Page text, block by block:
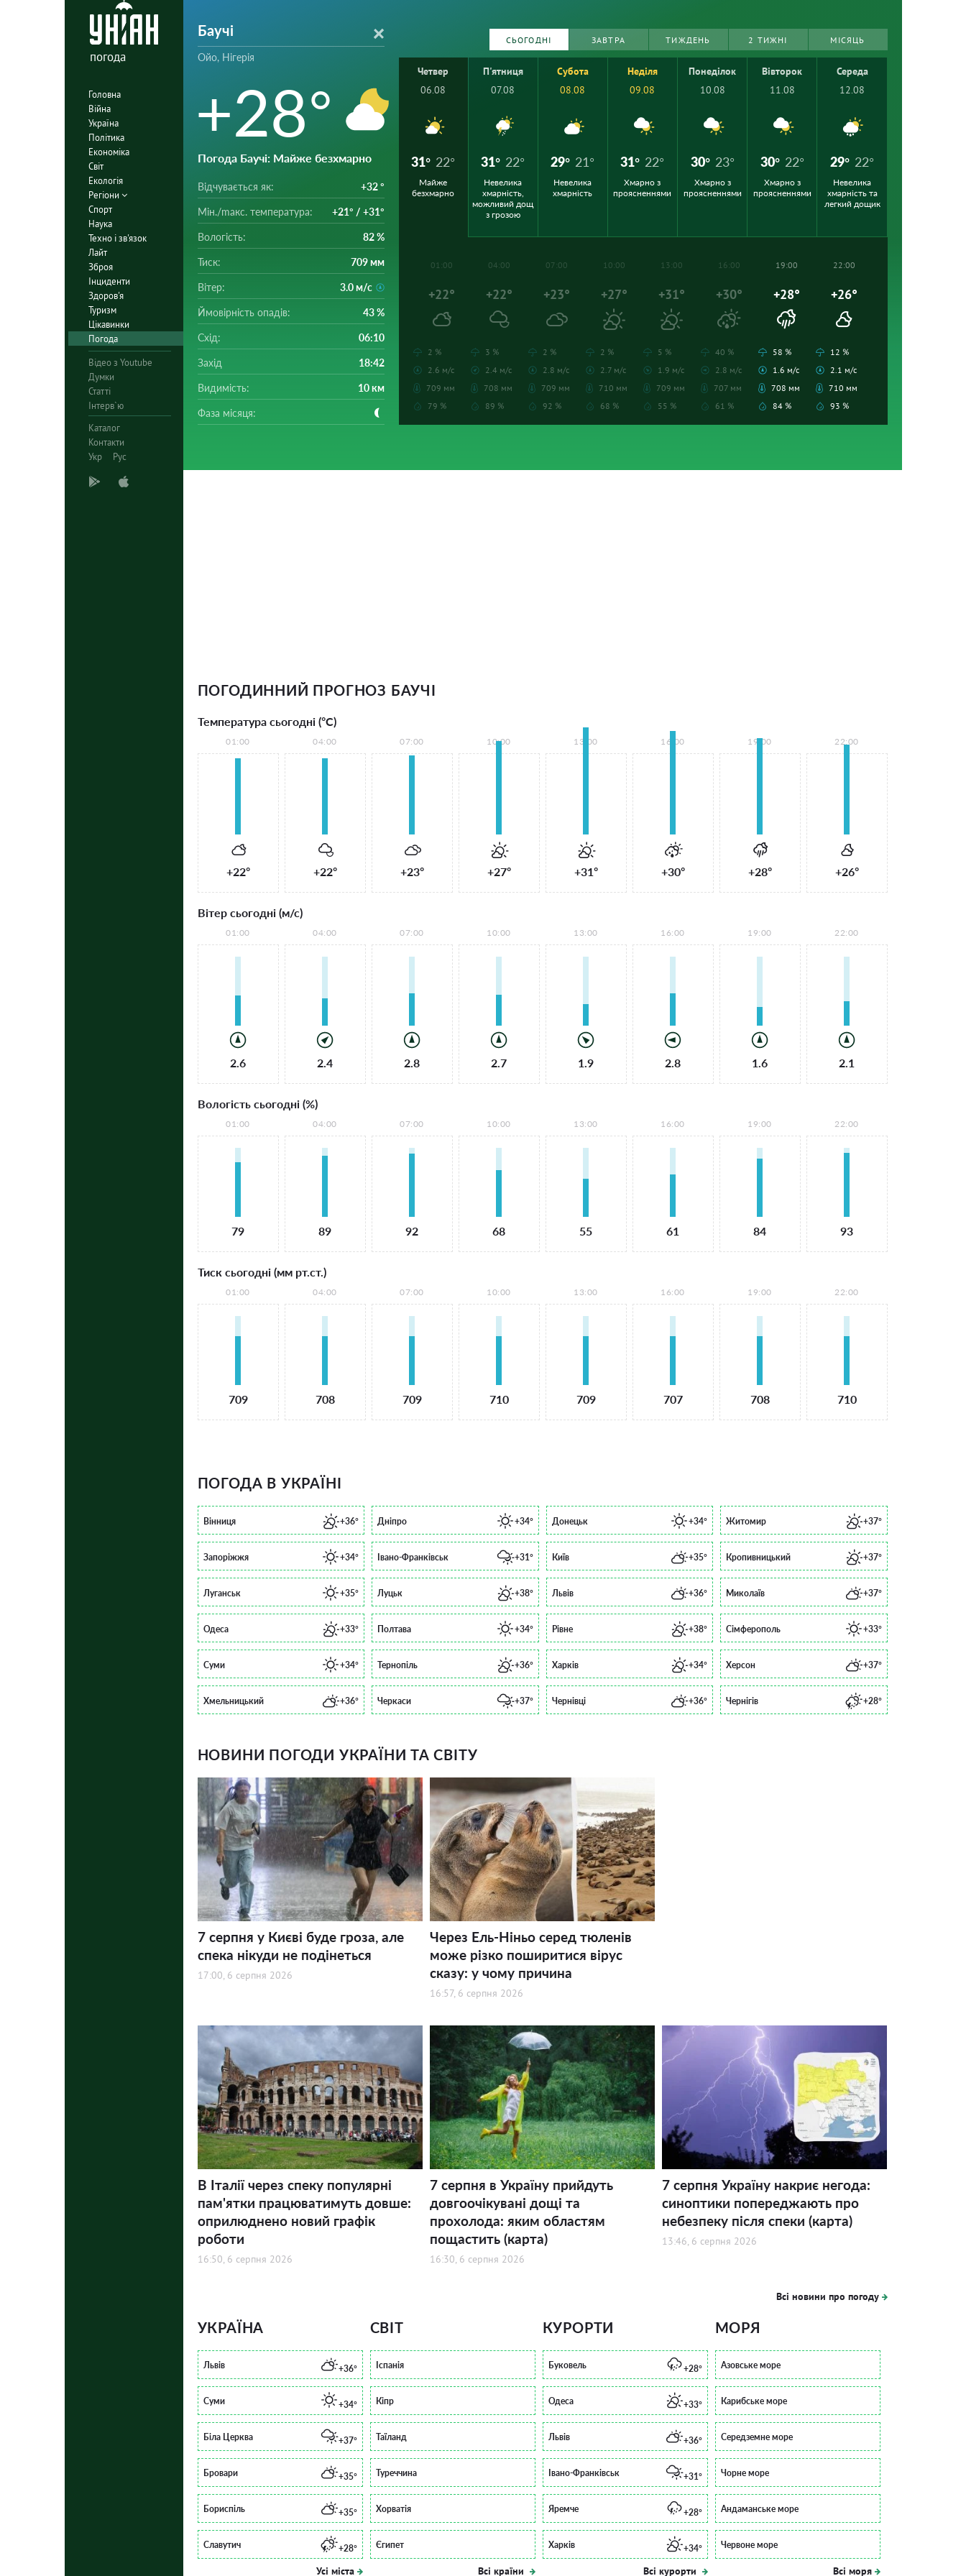
погода
Головна
Війна
Україна
Політика
Економіка
Світ
Екологія
Регіони
Спорт
Наука
Техно і зв'язок
Лайт
Зброя
Інциденти
Здоров'я
Туризм
Цікавинки
Погода
Відео з Youtube
Думки
Статті
Інтерв`ю
Каталог
Контакти
Укр
Рус
Баучі
Ойо, Нігерія
+28°
Погода Баучі: Майже безхмарно
Відчувається як: +32 °
Мін./mакс. температура: +21° / +31°
Вологість: 82 %
Тиск: 709 мм
Вітер: 3.0 м/с
Ймовірність опадів: 43 %
Схід: 06:10
Захід 18:42
Видимість: 10 км
Фаза місяця:
СЬОГОДНІ ЗАВТРА ТИЖДЕНЬ 2 ТИЖНІ МІСЯЦЬ
Четвер
06.08
31° 22°
Майже
безхмарно
П'ятниця
07.08
31° 22°
Невелика
хмарність,
можливий дощ
з грозою
Субота
08.08
29° 21°
Невелика
хмарність
Неділя
09.08
31° 22°
Хмарно з
проясненнями
Понеділок
10.08
30° 23°
Хмарно з
проясненнями
Вівторок
11.08
30° 22°
Хмарно з
проясненнями
Середа
12.08
29° 22°
Невелика
хмарність та
легкий дощик
01:00
+22°
2 %
2.6 м/с
709 мм
79 %
04:00
+22°
3 %
2.4 м/с
708 мм
89 %
07:00
+23°
2 %
2.8 м/с
709 мм
92 %
10:00
+27°
2 %
2.7 м/с
710 мм
68 %
13:00
+31°
5 %
1.9 м/с
709 мм
55 %
16:00
+30°
40 %
2.8 м/с
707 мм
61 %
19:00
+28°
58 %
1.6 м/с
708 мм
84 %
22:00
+26°
12 %
2.1 м/с
710 мм
93 %
ПОГОДИННИЙ ПРОГНОЗ БАУЧІ
Температура сьогодні (°С)
01:00
+22°
04:00
+22°
07:00
+23°
10:00
+27°
13:00
+31°
16:00
+30°
19:00
+28°
22:00
+26°
Вітер сьогодні (м/с)
01:00
2.6
04:00
2.4
07:00
2.8
10:00
2.7
13:00
1.9
16:00
2.8
19:00
1.6
22:00
2.1
Вологість сьогодні (%)
01:00
79
04:00
89
07:00
92
10:00
68
13:00
55
16:00
61
19:00
84
22:00
93
Тиск сьогодні (мм рт.ст.)
01:00
709
04:00
708
07:00
709
10:00
710
13:00
709
16:00
707
19:00
708
22:00
710
ПОГОДА В УКРАЇНІ
Вінниця +36° Дніпро +34° Донецьк +34° Житомир +37°
Запоріжжя +34° Івано-Франківськ +31° Київ +35° Кропивницький +37°
Луганськ +35° Луцьк +38° Львів +36° Миколаїв +37°
Одеса +33° Полтава +34° Рівне +38° Сімферополь +33°
Суми +34° Тернопіль +36° Харків +34° Херсон +37°
Хмельницький +36° Черкаси +37° Чернівці +36° Чернігів +28°
НОВИНИ ПОГОДИ УКРАЇНИ ТА СВІТУ
7 серпня у Києві буде гроза, але
спека нікуди не подінеться
17:00, 6 серпня 2026
Через Ель-Ніньо серед тюленів
може різко поширитися вірус
сказу: у чому причина
16:57, 6 серпня 2026
В Італії через спеку популярні
пам'ятки працюватимуть довше:
оприлюднено новий графік
роботи
16:50, 6 серпня 2026
7 серпня в Україну прийдуть
довгоочікувані дощі та
прохолода: яким областям
пощастить (карта)
16:30, 6 серпня 2026
7 серпня Україну накриє негода:
синоптики попереджають про
небезпеку після спеки (карта)
13:46, 6 серпня 2026
Всі новини про погоду
УКРАЇНА
Львів +36°
Суми +34°
Біла Церква +37°
Бровари +35°
Бориспіль +35°
Славутич +28°
Усі міста
СВІТ
Іспанія
Кіпр
Таїланд
Туреччина
Хорватія
Єгипет
Всі країни
КУРОРТИ
Буковель +28°
Одеса +33°
Львів +36°
Івано-Франківськ +31°
Яремче +28°
Харків +34°
Всі курорти
МОРЯ
Азовське море
Карибське море
Середземне море
Чорне море
Андаманське море
Червоне море
Всі моря